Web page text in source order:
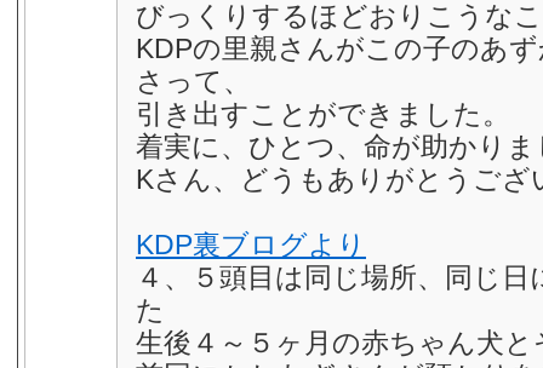
びっくりするほどおりこうな
KDPの里親さんがこの子のあ
さって、
引き出すことができました。
着実に、ひとつ、命が助かり
Kさん、どうもありがとうござ
KDP裏ブログより
４、５頭目は同じ場所、同じ
た
生後４～５ヶ月の赤ちゃん犬